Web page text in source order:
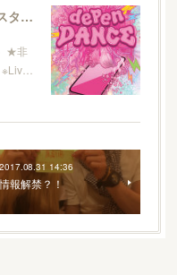
「depenDANCE」チケット発売スタート！
★非
※Liv…
2017.08.31 14:36
情報解禁？！